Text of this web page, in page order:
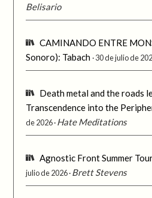
Belisario
CAMINANDO ENTRE
Sonoro): Tabach 30 de julio de
Death metal and the roads
Transcendence into the
de 2026 Hate Meditations
Agnostic Front Summer
julio de 2026 Brett Stevens